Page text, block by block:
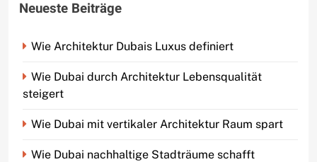
Neueste Beiträge
Wie Architektur Dubais Luxus definiert
Wie Dubai durch Architektur Lebensqualität
steigert
Wie Dubai mit vertikaler Architektur Raum spart
Wie Dubai nachhaltige Stadträume schafft